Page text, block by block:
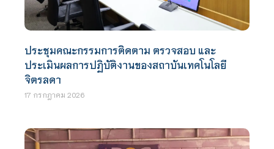
ประชุมคณะกรรมการติดตาม ตรวจสอบ และ
ประเมินผลการปฏิบัติงานของสถาบันเทคโนโลยี
จิตรลดา
17 กรกฎาคม 2026